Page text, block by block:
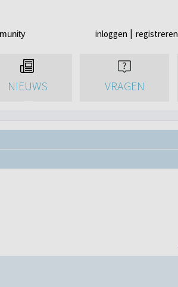
inloggen registreren
NIEUWS VRAGEN